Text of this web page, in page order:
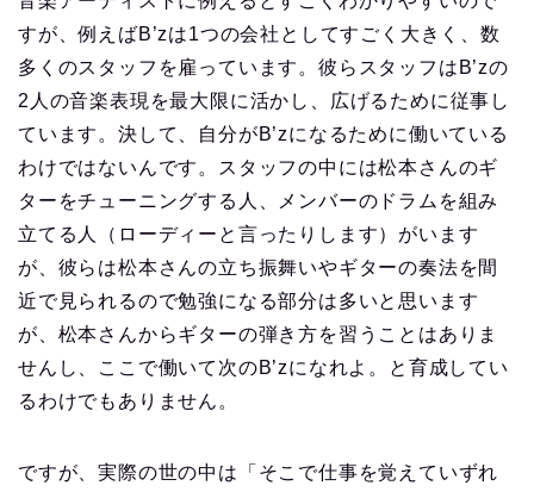
すが、例えばB’zは1つの会社としてすごく大きく、数
多くのスタッフを雇っています。彼らスタッフはB’zの
2人の音楽表現を最大限に活かし、広げるために従事し
ています。決して、自分がB’zになるために働いている
わけではないんです。スタッフの中には松本さんのギ
ターをチューニングする人、メンバーのドラムを組み
立てる人（ローディーと言ったりします）がいます
が、彼らは松本さんの立ち振舞いやギターの奏法を間
近で見られるので勉強になる部分は多いと思います
が、松本さんからギターの弾き方を習うことはありま
せんし、ここで働いて次のB’zになれよ。と育成してい
るわけでもありません。
ですが、実際の世の中は「そこで仕事を覚えていずれ